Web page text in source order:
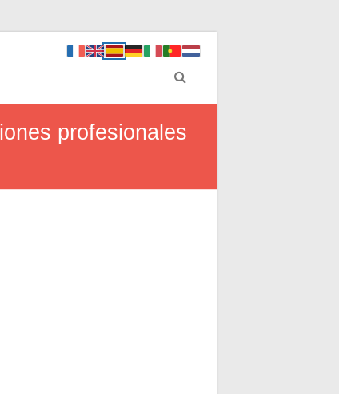
profesionales